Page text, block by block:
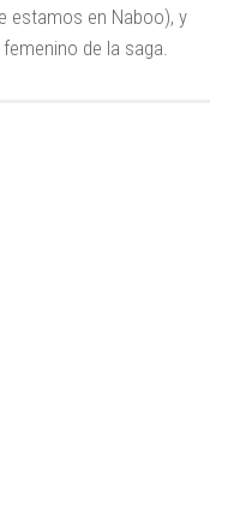
estamos en Naboo), y
de la saga.